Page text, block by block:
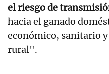
el riesgo de
hacia el ganado
económico, sanitario
rural".